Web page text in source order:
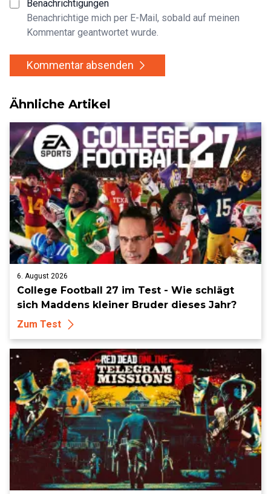
Benachrichtigungen
Benachrichtige mich per E-Mail, sobald auf meinen
Kommentar geantwortet wurde.
Kommentar absenden
Ähnliche Artikel
6. August 2026
College Football 27 im Test - Wie schlägt
sich Maddens kleiner Bruder dieses Jahr?
Zum Test